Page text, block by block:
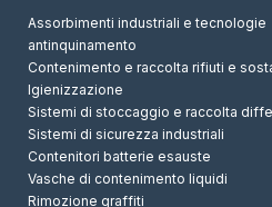
Assorbimenti industriali e tecnologie
antinquinamento
Contenimento e raccolta rifiuti e
Igienizzazione
Sistemi di stoccaggio e raccolta
Sistemi di sicurezza industriali
Contenitori batterie esauste
Vasche di contenimento liquidi
Rimozione graffiti